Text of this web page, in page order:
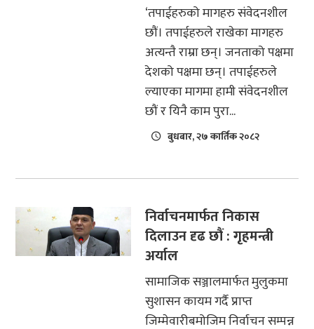
‘तपाईहरुको मागहरु संवेदनशील
छौं। तपाईहरुले राखेका मागहरु
अत्यन्तै राम्रा छन्। जनताको पक्षमा
देशको पक्षमा छन्। तपाईहरुले
ल्याएका मागमा हामी संवेदनशील
छौं र यिनै काम पुरा...
बुधबार, २७ कार्तिक २०८२
निर्वाचनमार्फत निकास
दिलाउन दृढ छौं : गृहमन्त्री
अर्याल
सामाजिक सञ्जालमार्फत मुलुकमा
सुशासन कायम गर्दै प्राप्त
जिम्मेवारीबमोजिम निर्वाचन सम्पन्न